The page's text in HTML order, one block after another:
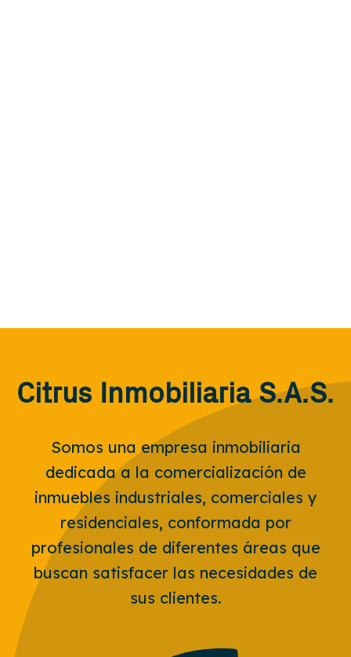
Citrus Inmobiliaria S.A.S.
Somos una empresa inmobiliaria
dedicada a la comercialización de
inmuebles industriales, comerciales y
residenciales, conformada por
profesionales de diferentes áreas que
buscan satisfacer las necesidades de
sus clientes.